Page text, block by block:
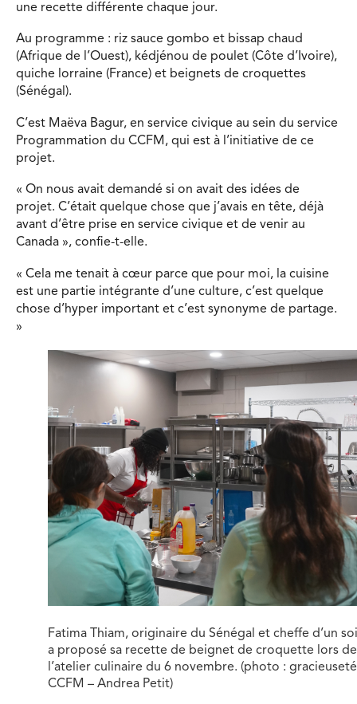
une recette différente chaque jour.
Au programme : riz sauce gombo et bissap chaud
(Afrique de l’Ouest), kédjénou de poulet (Côte d’Ivoire),
quiche lorraine (France) et beignets de croquettes
(Sénégal).
C’est Maëva Bagur, en service civique au sein du service
Programmation du CCFM, qui est à l’initiative de ce
projet.
« On nous avait demandé si on avait des idées de
projet. C’était quelque chose que j’avais en tête, déjà
avant d’être prise en service civique et de venir au
Canada », confie-t-elle.
« Cela me tenait à cœur parce que pour moi, la cuisine
est une partie intégrante d’une culture, c’est quelque
chose d’hyper important et c’est synonyme de partage.
»
Fatima Thiam, originaire du Sénégal et cheffe d’un
a proposé sa recette de beignet de croquette lors de
l’atelier culinaire du 6 novembre. (photo : gracieuseté
CCFM – Andrea Petit)